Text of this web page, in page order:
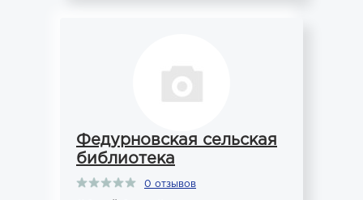
Федурновская сельская
библиотека
0 отзывов